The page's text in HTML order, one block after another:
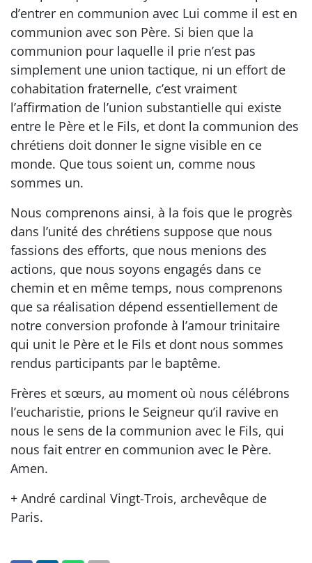
d’entrer en communion avec Lui comme il est en
communion avec son Père. Si bien que la
communion pour laquelle il prie n’est pas
simplement une union tactique, ni un effort de
cohabitation fraternelle, c’est vraiment
l’affirmation de l’union substantielle qui existe
entre le Père et le Fils, et dont la communion des
chrétiens doit donner le signe visible en ce
monde. Que tous soient un, comme nous
sommes un.
Nous comprenons ainsi, à la fois que le progrès
dans l’unité des chrétiens suppose que nous
fassions des efforts, que nous menions des
actions, que nous soyons engagés dans ce
chemin et en même temps, nous comprenons
que sa réalisation dépend essentiellement de
notre conversion profonde à l’amour trinitaire
qui unit le Père et le Fils et dont nous sommes
rendus participants par le baptême.
Frères et sœurs, au moment où nous célébrons
l’eucharistie, prions le Seigneur qu’il ravive en
nous le sens de la communion avec le Fils, qui
nous fait entrer en communion avec le Père.
Amen.
+ André cardinal Vingt-Trois, archevêque de
Paris.